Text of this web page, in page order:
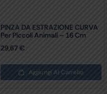
PINZA DA ESTRAZIONE CURVA
Per Piccoli Animali – 16 Cm
29,67 €
Aggiungi Al Carrello